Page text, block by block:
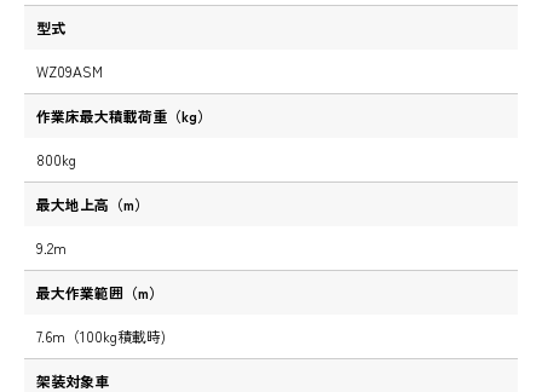
型式
WZ09ASM
作業床最大積載荷重（kg）
800kg
最大地上高（m）
9.2m
最大作業範囲（m）
7.6m（100kg積載時)
架装対象車